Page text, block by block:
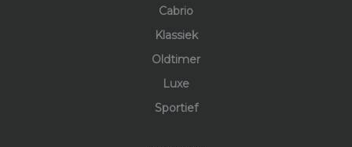
Cabrio
Klassiek
Oldtimer
Luxe
Sportief